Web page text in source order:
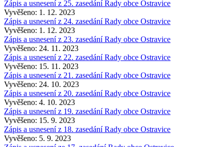
Zápis a usnesení z 25. zasedání Rady obce Ostravice
Vyvěšeno: 1. 12. 2023
Zápis a usnesení z 24. zasedání Rady obce Ostravice
Vyvěšeno: 1. 12. 2023
Zápis a usnesení z 23. zasedání Rady obce Ostravice
Vyvěšeno: 24. 11. 2023
Zápis a usnesení z 22. zasedání Rady obce Ostravice
Vyvěšeno: 15. 11. 2023
Zápis a usnesení z 21. zasedání Rady obce Ostravice
Vyvěšeno: 24. 10. 2023
Zápis a usnesení z 20. zasedání Rady obce Ostravice
Vyvěšeno: 4. 10. 2023
Zápis a usnesení z 19. zasedání Rady obce Ostravice
Vyvěšeno: 15. 9. 2023
Zápis a usnesení z 18. zasedání Rady obce Ostravice
Vyvěšeno: 5. 9. 2023